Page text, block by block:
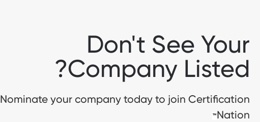
Don't See Your
Company Listed?
Nominate your company today to join Certification
Nation
™